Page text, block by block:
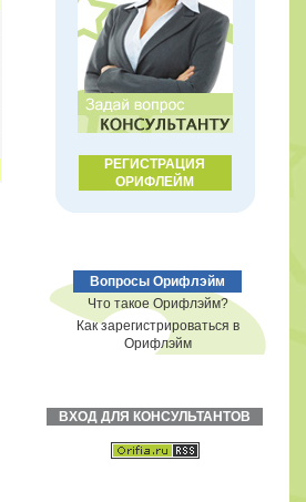
РЕГИСТРАЦИЯ
ОРИФЛЕЙМ
Вопросы Орифлэйм
Что такое Орифлэйм?
Как зарегистрироваться в
Орифлэйм
ВХОД ДЛЯ КОНСУЛЬТАНТОВ